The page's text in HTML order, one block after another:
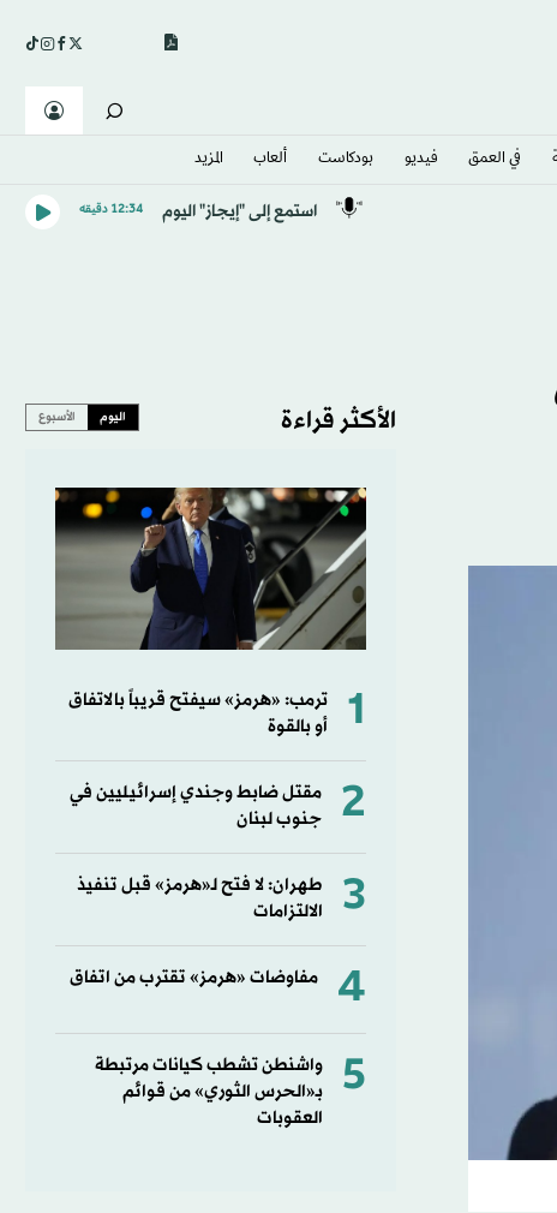
في العمق فيديو بودكاست ألعاب المزيد
استمع إلى "إيجاز" اليوم 12:34 دقيقه
الأكثر قراءة اليوم الأسبوع
1
ترمب: «هرمز» سيفتح قريباً بالاتفاق
أو بالقوة
2
مقتل ضابط وجندي إسرائيليين في
جنوب لبنان
3
طهران: لا فتح لـ«هرمز» قبل تنفيذ
الالتزامات
4 مفاوضات «هرمز» تقترب من اتفاق
5
واشنطن تشطب كيانات مرتبطة
بـ«الحرس الثوري» من قوائم
العقوبات